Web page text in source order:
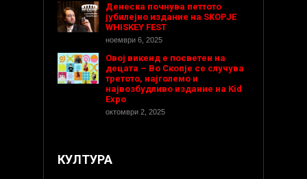
Денеска почнува петтото
јубилејно издание на SKOPJE
WHISKEY FEST
ноември 6, 2025
Овој викенд е посветен на
децата – Во Скопје се случува
третото, најголемо и
највозбудливо издание на Kid
Expo
октомври 2, 2025
КУЛТУРА